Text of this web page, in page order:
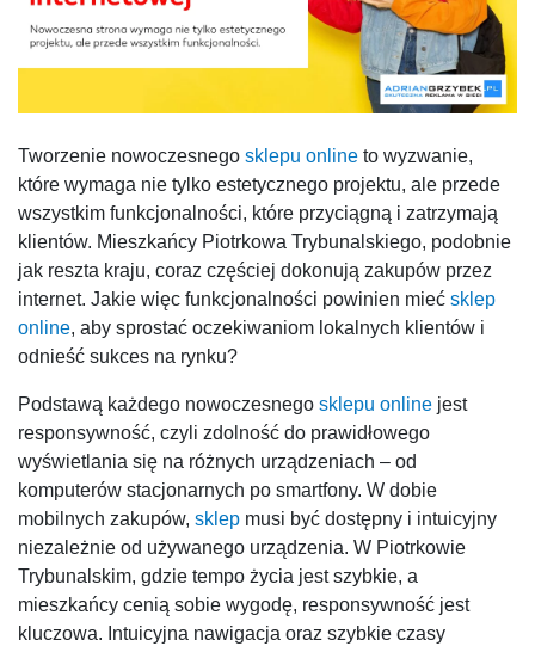
Tworzenie nowoczesnego sklepu online to wyzwanie,
które wymaga nie tylko estetycznego projektu, ale przede
wszystkim funkcjonalności, które przyciągną i zatrzymają
klientów. Mieszkańcy Piotrkowa Trybunalskiego, podobnie
jak reszta kraju, coraz częściej dokonują zakupów przez
internet. Jakie więc funkcjonalności powinien mieć sklep
online, aby sprostać oczekiwaniom lokalnych klientów i
odnieść sukces na rynku?
Podstawą każdego nowoczesnego sklepu online jest
responsywność, czyli zdolność do prawidłowego
wyświetlania się na różnych urządzeniach – od
komputerów stacjonarnych po smartfony. W dobie
mobilnych zakupów, sklep musi być dostępny i intuicyjny
niezależnie od używanego urządzenia. W Piotrkowie
Trybunalskim, gdzie tempo życia jest szybkie, a
mieszkańcy cenią sobie wygodę, responsywność jest
kluczowa. Intuicyjna nawigacja oraz szybkie czasy